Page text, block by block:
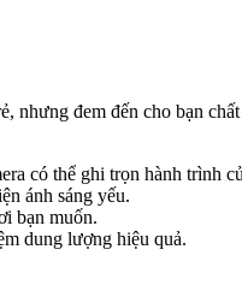
nhưng đem đến cho bạn
có thể ghi trọn hành trình
ánh sáng yếu.
bạn muốn.
dung lượng hiệu quả.